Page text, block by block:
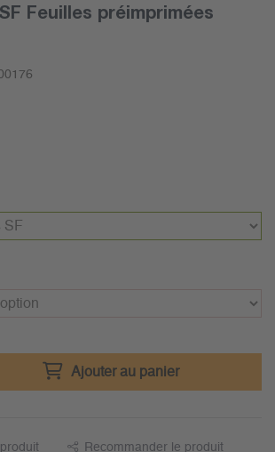
Feuilles préimprimées
Ajouter au panier
Recommander le produit